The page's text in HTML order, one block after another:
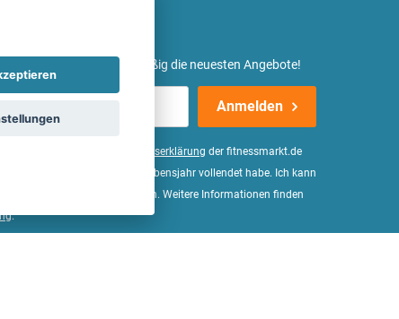
ein und erhalte regelmäßig die neuesten Angebote!
Anmelden
Daten, wie in der Einwilligungserklärung der fitnessmarkt.de
bestätige, dass ich das 16. Lebensjahr vollendet habe. Ich kann
für die Zukunft widerrufen. Weitere Informationen finden
.